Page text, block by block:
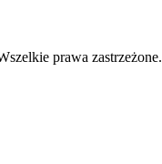
prawa zastrzeżone.